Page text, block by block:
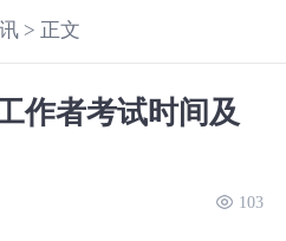
> 正文
作者考试时间及
103